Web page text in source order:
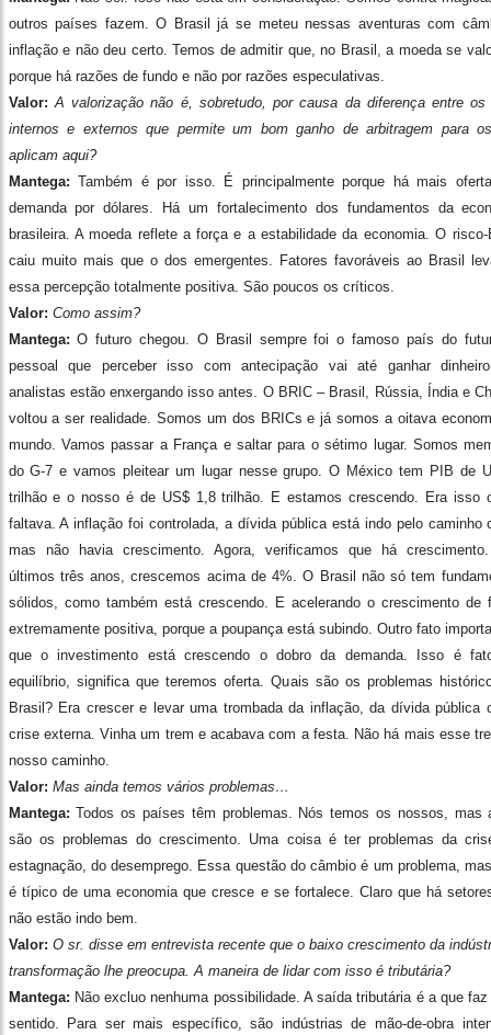
outros países fazem. O Brasil já se meteu nessas aventuras com
inflação e não deu certo. Temos de admitir que, no Brasil, a moeda se
porque há razões de fundo e não por razões especulativas.
Valor: A valorização não é, sobretudo, por causa da diferença entre os
internos e externos que permite um bom ganho de arbitragem para
aplicam aqui?
Mantega: Também é por isso. É principalmente porque há mais
demanda por dólares. Há um fortalecimento dos fundamentos da
brasileira. A moeda reflete a força e a estabilidade da economia. O risco-
caiu muito mais que o dos emergentes. Fatores favoráveis ao Brasil
essa percepção totalmente positiva. São poucos os críticos.
Valor: Como assim?
Mantega: O futuro chegou. O Brasil sempre foi o famoso país do
pessoal que perceber isso com antecipação vai até ganhar
analistas estão enxergando isso antes. O BRIC – Brasil, Rússia, Índia e
voltou a ser realidade. Somos um dos BRICs e já somos a oitava
mundo. Vamos passar a França e saltar para o sétimo lugar. Somos
do G-7 e vamos pleitear um lugar nesse grupo. O México tem PIB de
trilhão e o nosso é de US$ 1,8 trilhão. E estamos crescendo. Era isso
faltava. A inflação foi controlada, a dívida pública está indo pelo caminho
mas não havia crescimento. Agora, verificamos que há
últimos três anos, crescemos acima de 4%. O Brasil não só tem
sólidos, como também está crescendo. E acelerando o crescimento de
extremamente positiva, porque a poupança está subindo. Outro fato
que o investimento está crescendo o dobro da demanda. Isso é
equilíbrio, significa que teremos oferta. Quais são os problemas
Brasil? Era crescer e levar uma trombada da inflação, da dívida pública
crise externa. Vinha um trem e acabava com a festa. Não há mais esse
nosso caminho.
Valor: Mas ainda temos vários problemas…
Mantega: Todos os países têm problemas. Nós temos os nossos, mas
são os problemas do crescimento. Uma coisa é ter problemas da
estagnação, do desemprego. Essa questão do câmbio é um problema,
é típico de uma economia que cresce e se fortalece. Claro que há
não estão indo bem.
Valor: O sr. disse em entrevista recente que o baixo crescimento da
transformação lhe preocupa. A maneira de lidar com isso é tributária?
Mantega: Não excluo nenhuma possibilidade. A saída tributária é a que
sentido. Para ser mais específico, são indústrias de mão-de-obra